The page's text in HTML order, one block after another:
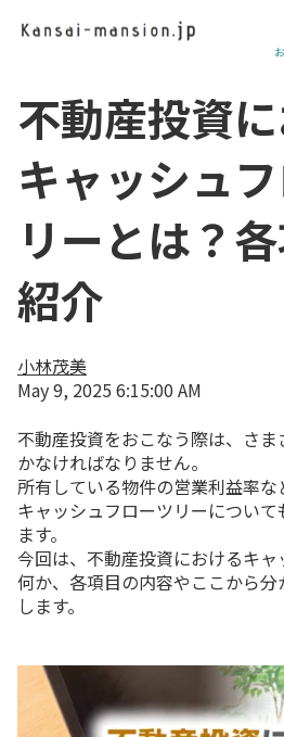
不動産投資
キャッシュ
リーとは？
紹介
小林茂美
May 9, 2025 6:15:00 AM
不動産投資をおこなう際は、さ
かなければなりません。
所有している物件の営業利益率な
キャッシュフローツリーについて
ます。
今回は、不動産投資におけるキ
何か、各項目の内容やここから
します。